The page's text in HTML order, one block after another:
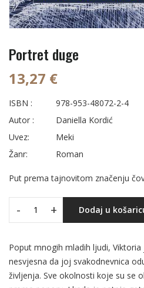
Portret duge
13,27 €
ISBN :
978-953-48072-2-4
Autor :
Daniella Kordić
Uvez:
Meki
Žanr:
Roman
Put prema tajnovitom značenju
- + Dodaj u
Poput mnogih mladih ljudi,
nesvjesna da joj svakodnevnica
življenja. Sve okolnosti koje su se